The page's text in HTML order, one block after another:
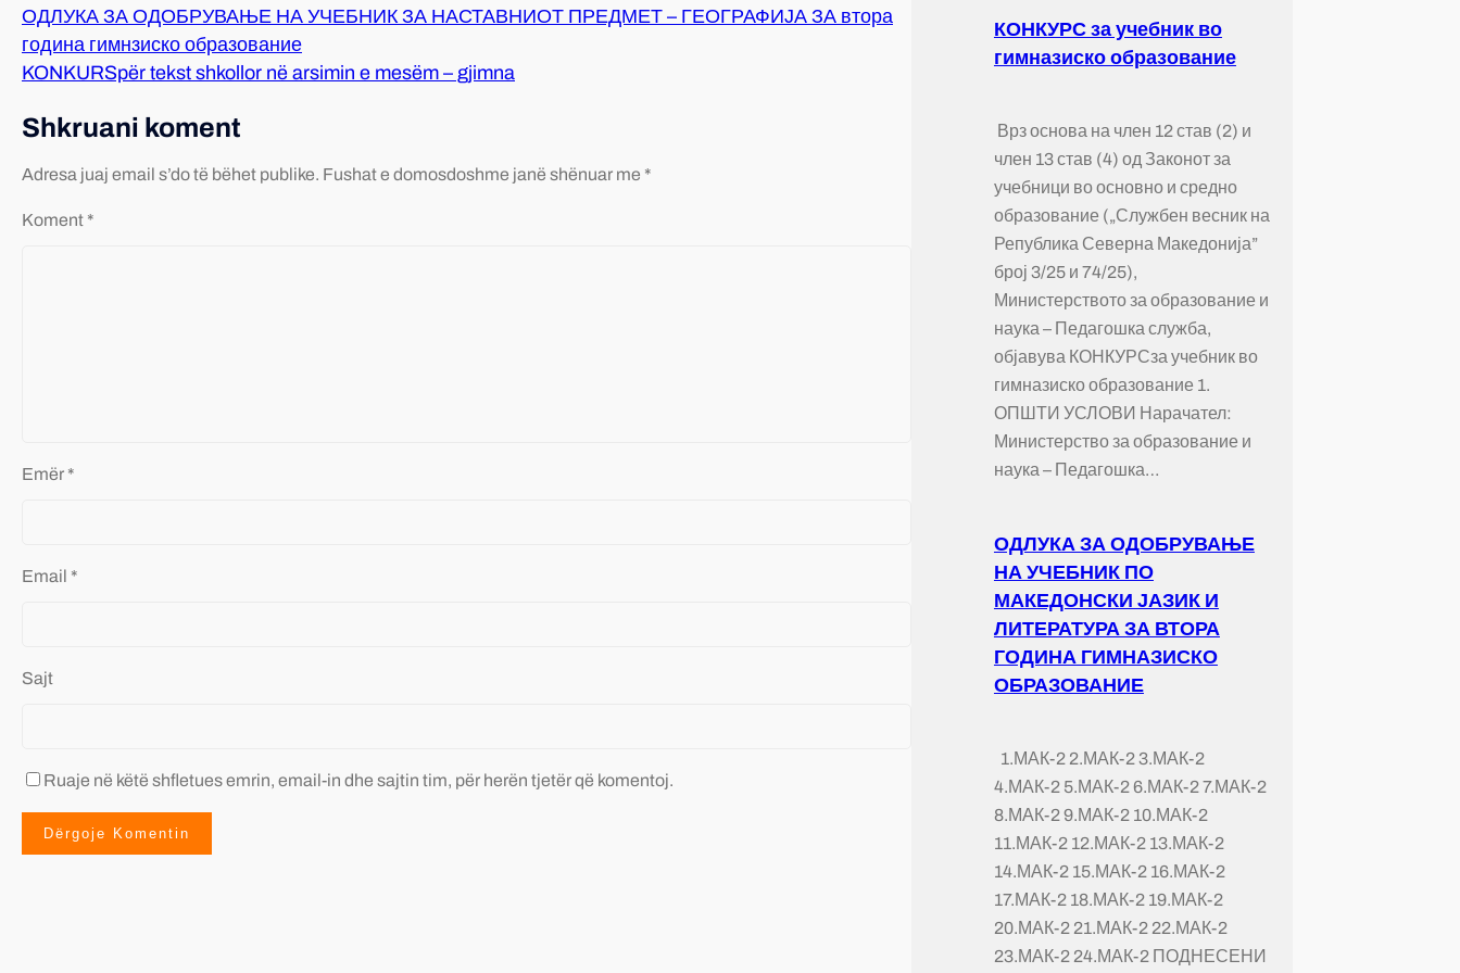
ОДЛУКА ЗА ОДОБРУВАЊЕ НА УЧЕБНИК ЗА НАСТАВНИОТ ПРЕДМЕТ – ГЕОГРАФИЈА ЗА втора
година гимнзиско образование
KONKURSpër tekst shkollor në arsimin e mesëm – gjimna
Shkruani koment
Adresa juaj email s’do të bëhet publike. Fushat e domosdoshme janë shënuar me *
Koment *
Emër *
Email *
Sajt
Ruaje në këtë shfletues emrin, email-in dhe sajtin tim, për herën tjetër që komentoj.
КОНКУРС за учебник во
гимназиско образование
Врз основа на член 12 став (2) и
член 13 став (4) од Законот за
учебници во основно и средно
образование („Службен весник на
Република Северна Македонија”
број 3/25 и 74/25),
Министерството за образование и
наука – Педагошка служба,
објавува КОНКУРСза учебник во
гимназиско образование 1.
ОПШТИ УСЛОВИ Нарачател:
Министерство за образование и
наука – Педагошка…
ОДЛУКА ЗА ОДОБРУВАЊЕ
НА УЧЕБНИК ПО
МАКЕДОНСКИ ЈАЗИК И
ЛИТЕРАТУРА ЗА ВТОРА
ГОДИНА ГИМНАЗИСКО
ОБРАЗОВАНИЕ
1.МАК-2 2.МАК-2 3.МАК-2
4.МАК-2 5.МАК-2 6.МАК-2 7.МАК-2
8.МАК-2 9.МАК-2 10.МАК-2
11.МАК-2 12.МАК-2 13.МАК-2
14.МАК-2 15.МАК-2 16.МАК-2
17.МАК-2 18.МАК-2 19.МАК-2
20.МАК-2 21.МАК-2 22.МАК-2
23.МАК-2 24.МАК-2 ПОДНЕСЕНИ